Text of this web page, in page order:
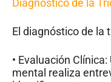
El diagnóstico de la
• Evaluación
mental realiza